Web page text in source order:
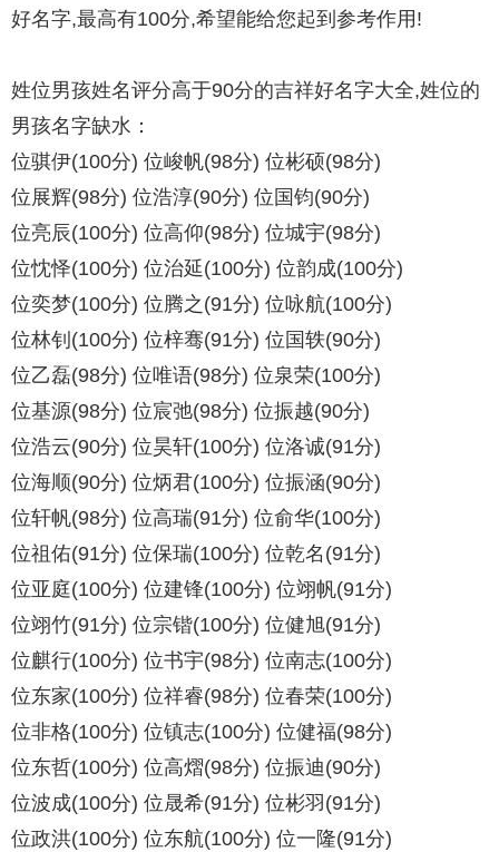
好名字,最高有100分,希望能给您起到参考作用!
姓位男孩姓名评分高于90分的吉祥好名字大全,姓位的
男孩名字缺水：
位骐伊(100分) 位峻帆(98分) 位彬硕(98分)
位展辉(98分) 位浩淳(90分) 位国钧(90分)
位亮辰(100分) 位高仰(98分) 位城宇(98分)
位忱怿(100分) 位治延(100分) 位韵成(100分)
位奕梦(100分) 位腾之(91分) 位咏航(100分)
位林钊(100分) 位梓骞(91分) 位国轶(90分)
位乙磊(98分) 位唯语(98分) 位泉荣(100分)
位基源(98分) 位宸弛(98分) 位振越(90分)
位浩云(90分) 位昊轩(100分) 位洛诚(91分)
位海顺(90分) 位炳君(100分) 位振涵(90分)
位轩帆(98分) 位高瑞(91分) 位俞华(100分)
位祖佑(91分) 位保瑞(100分) 位乾名(91分)
位亚庭(100分) 位建锋(100分) 位翊帆(91分)
位翊竹(91分) 位宗锴(100分) 位健旭(91分)
位麒行(100分) 位书宇(98分) 位南志(100分)
位东家(100分) 位祥睿(98分) 位春荣(100分)
位非格(100分) 位镇志(100分) 位健福(98分)
位东哲(100分) 位高熠(98分) 位振迪(90分)
位波成(100分) 位晟希(91分) 位彬羽(91分)
位政洪(100分) 位东航(100分) 位一隆(91分)